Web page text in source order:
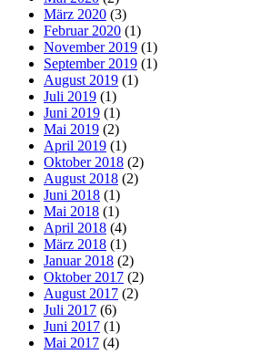
März 2020 (3)
Februar 2020 (1)
November 2019 (1)
September 2019 (1)
August 2019 (1)
Juli 2019 (1)
Juni 2019 (1)
Mai 2019 (2)
April 2019 (1)
Oktober 2018 (2)
August 2018 (2)
Juni 2018 (1)
Mai 2018 (1)
April 2018 (4)
März 2018 (1)
Januar 2018 (2)
Oktober 2017 (2)
August 2017 (2)
Juli 2017 (6)
Juni 2017 (1)
Mai 2017 (4)